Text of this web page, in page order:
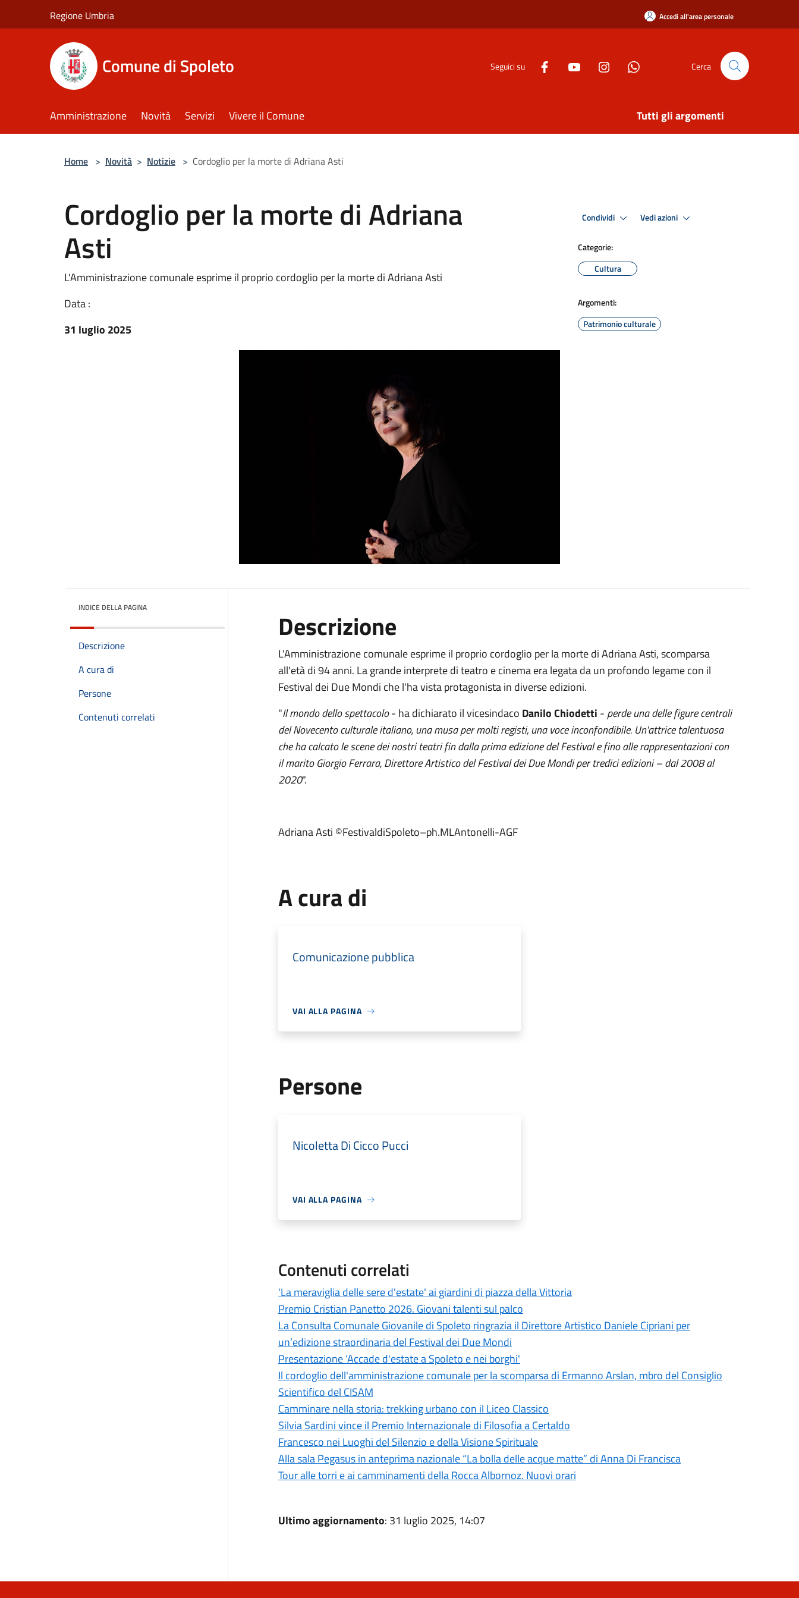
Regione Umbria Accedi all'area personale
Comune di Spoleto Seguici su Cerca
Amministrazione Novità Servizi Vivere il Comune Tutti gli argomenti
Home > Novità > Notizie > Cordoglio per la morte di Adriana Asti
Cordoglio per la morte di Adriana
Asti
L'Amministrazione comunale esprime il proprio cordoglio per la morte di Adriana Asti
Data :
31 luglio 2025
Condividi Vedi azioni
Categorie:
Cultura
Argomenti:
Patrimonio culturale
INDICE DELLA PAGINA
Descrizione
A cura di
Persone
Contenuti correlati
Descrizione
L'Amministrazione comunale esprime il proprio cordoglio per la morte di Adriana Asti, scomparsa
all'età di 94 anni. La grande interprete di teatro e cinema era legata da un profondo legame con il
Festival dei Due Mondi che l'ha vista protagonista in diverse edizioni.
"Il mondo dello spettacolo- ha dichiarato il vicesindaco Danilo Chiodetti - perde una delle figure centrali
del Novecento culturale italiano, una musa per molti registi, una voce inconfondibile. Un'attrice talentuosa
che ha calcato le scene dei nostri teatri fin dalla prima edizione del Festival e fino alle rappresentazioni con
il marito Giorgio Ferrara, Direttore Artistico del Festival dei Due Mondi per tredici edizioni – dal 2008 al
2020".
Adriana Asti ©FestivaldiSpoleto–ph.MLAntonelli-AGF
A cura di
Comunicazione pubblica
VAI ALLA PAGINA
Persone
Nicoletta Di Cicco Pucci
VAI ALLA PAGINA
Contenuti correlati
'La meraviglia delle sere d'estate' ai giardini di piazza della Vittoria
Premio Cristian Panetto 2026. Giovani talenti sul palco
La Consulta Comunale Giovanile di Spoleto ringrazia il Direttore Artistico Daniele Cipriani per
un’edizione straordinaria del Festival dei Due Mondi
Presentazione ‘Accade d'estate a Spoleto e nei borghi'
Il cordoglio dell'amministrazione comunale per la scomparsa di Ermanno Arslan, mbro del Consiglio
Scientifico del CISAM
Camminare nella storia: trekking urbano con il Liceo Classico
Silvia Sardini vince il Premio Internazionale di Filosofia a Certaldo
Francesco nei Luoghi del Silenzio e della Visione Spirituale
Alla sala Pegasus in anteprima nazionale “La bolla delle acque matte” di Anna Di Francisca
Tour alle torri e ai camminamenti della Rocca Albornoz. Nuovi orari
Ultimo aggiornamento: 31 luglio 2025, 14:07